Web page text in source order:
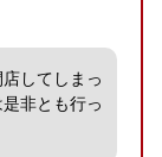
してしまっ
非とも行っ